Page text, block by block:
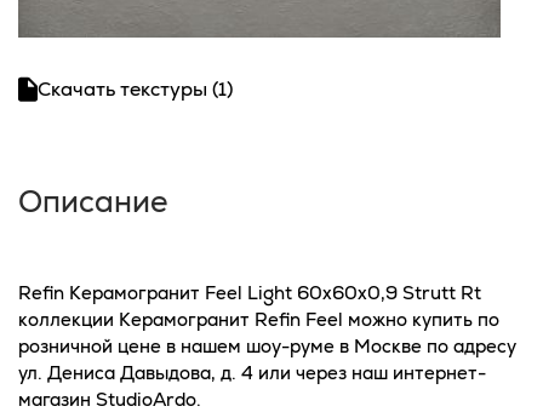
Скачать текстуры (1)
Описание
Refin Керамогранит Feel Light 60x60x0,9 Strutt Rt
коллекции Керамогранит Refin Feel можно купить по
розничной цене в нашем шоу-руме в Москве по адресу
ул. Дениса Давыдова, д. 4 или через наш интернет-
магазин StudioArdo.